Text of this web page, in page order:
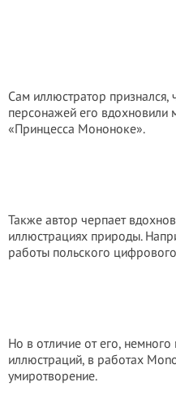
Сам иллюстратор
персонажей его вдохновили
«Принцесса Мононоке».
Также автор черпает
иллюстрациях природы.
работы польского
Но в отличие от его,
иллюстраций, в работах
умиротворение.